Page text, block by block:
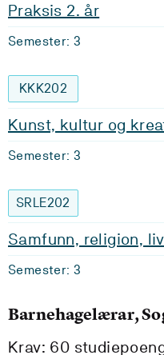
Praksis 2. år
Semester: 3
KKK202
Kunst, kultur og
Semester: 3
SRLE202
Samfunn, religion,
Semester: 3
Barnehagelærar,
Krav: 60